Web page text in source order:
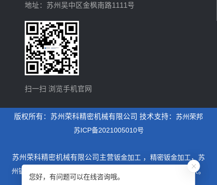
地址：苏州吴中区金枫南路1111号
扫一扫 浏览手机官网
版权所有：苏州荣科精密机械有限公司 技术支持： 苏州荣邦
苏ICP备2021005010号
苏州荣科精密机械有限公司主营钣金加工 ， 精密钣金加工， 苏
州钣金加工
，是一家专业从事设计制造钣金加工为主的厂家。
您好，有问题可以在线咨询哦。